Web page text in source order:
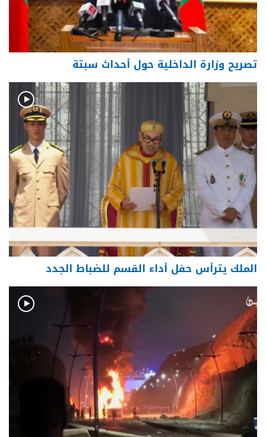
تصريح وزارة الداخلية حول أحداث سبتة
الملك يترأس حفل أداء القسم للضباط الجدد